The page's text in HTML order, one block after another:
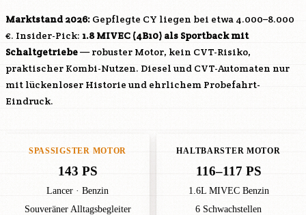
Marktstand 2026: Gepflegte CY liegen bei etwa 4.000–8.000
€. Insider-Pick: 1.8 MIVEC (4B10) als Sportback mit
Schaltgetriebe— robuster Motor, kein CVT-Risiko,
praktischer Kombi-Nutzen. Diesel und CVT-Automaten nur
mit lückenloser Historie und ehrlichem Probefahrt-
Eindruck.
SPASSIGSTER MOTOR
143 PS
Lancer · Benzin
Souveräner Alltagsbegleiter
HALTBARSTER MOTOR
116–117 PS
1.6L MIVEC Benzin
6 Schwachstellen